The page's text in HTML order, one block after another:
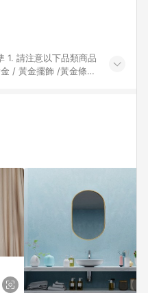
/ 黃金擺飾 /黃金條
活動店家除外) 3. 訂